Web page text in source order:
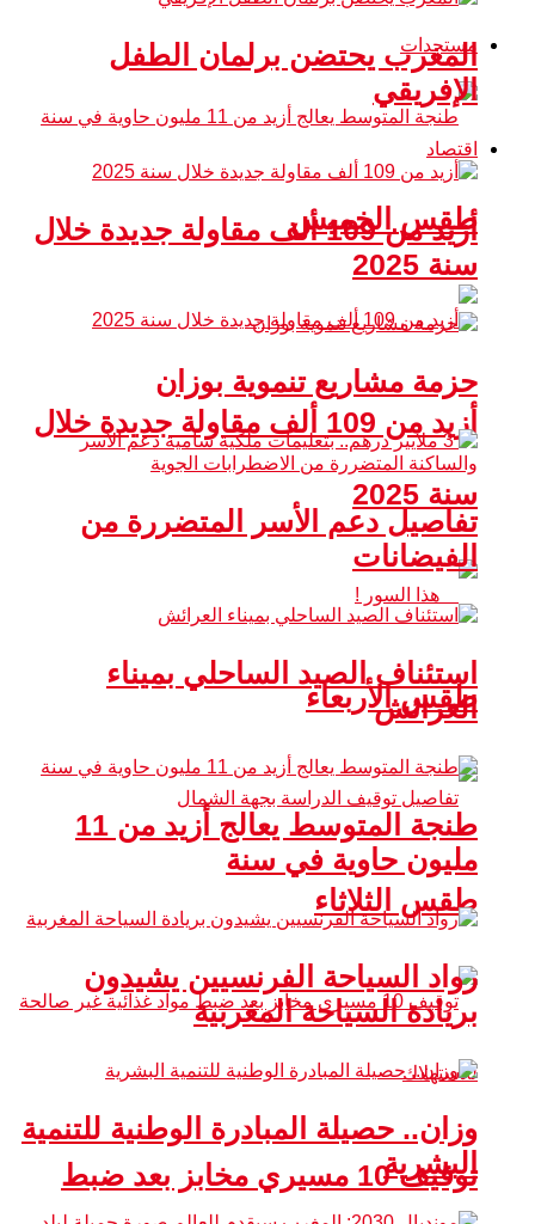
مستجدات
طقس الخميس
أزيد من 109 ألف مقاولة جديدة خلال
سنة 2025
طقس الأربعاء
طقس الثلاثاء
توقيف 10 مسيري مخابز بعد ضبط
المغرب يحتضن برلمان الطفل
الإفريقي
اقتصاد
أزيد من 109 ألف مقاولة جديدة خلال
سنة 2025
حزمة مشاريع تنموية بوزان
تفاصيل دعم الأسر المتضررة من
الفيضانات
استئناف الصيد الساحلي بميناء
العرائش
طنجة المتوسط يعالج أزيد من 11
مليون حاوية في سنة
رواد السياحة الفرنسيين يشيدون
بريادة السياحة المغربية
وزان.. حصيلة المبادرة الوطنية للتنمية
البشرية